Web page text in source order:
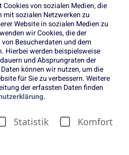
Cookies von sozialen Medien, die
mit sozialen Netzwerken zu
Website in sozialen Medien zu
wir Cookies, die der
Besucherdaten und dem
Hierbei werden beispielsweise
und Absprungraten der
können wir nutzen, um die
für Sie zu verbessern. Weitere
der erfassten Daten finden
Statistik
Komfort
zum
Dankbarkeit für die Frauen,
Leben verdanken. Die uns im
und großgezogen haben. In
zur Ehrung unsere Mütter auf
sich die liebe Wiebke von